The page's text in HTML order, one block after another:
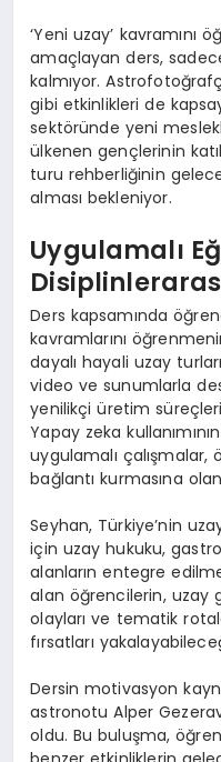
‘Yeni uzay’ kavramını
amaçlayan ders,
kalmıyor.
gibi etkinlikleri de
sektöründe yeni
ülkenen gençlerinin
turu rehberliğinin
alması bekleniyor.
Uygulamalı
Ders kapsamında
kavramlarını
dayalı hayali uzay
video ve sunumlarla
yenilikçi üretim
Yapay zeka
uygulamalı çalışmalar,
bağlantı kurmasına
Seyhan, Türkiye’nin
için uzay hukuku,
alanların entegre
alan öğrencilerin, uzay
olayları ve tematik
fırsatları
Dersin motivasyon
astronotu Alper
oldu. Bu buluşma,